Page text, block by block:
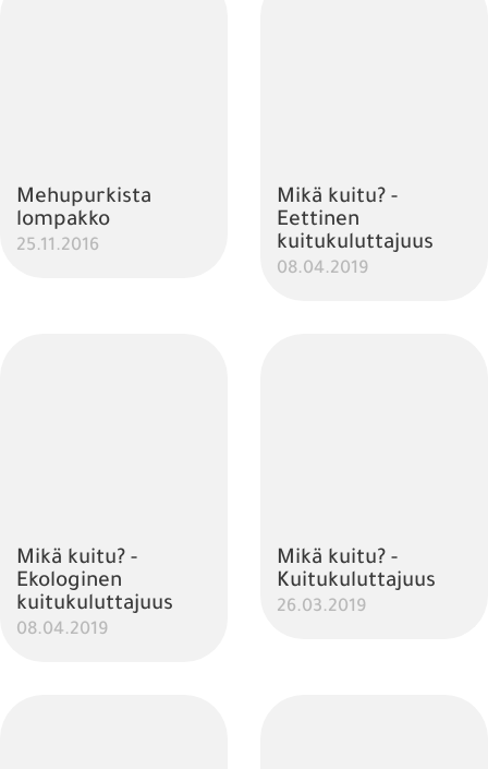
Mehupurkista
lompakko
25.11.2016
Mikä kuitu? -
Eettinen
kuitukuluttajuus
08.04.2019
Mikä kuitu? -
Ekologinen
kuitukuluttajuus
08.04.2019
Mikä kuitu? -
Kuitukuluttajuus
26.03.2019